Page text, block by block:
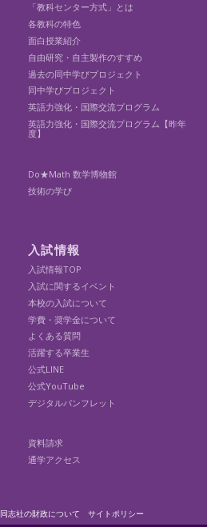
「教科センター方式」とは
各教科の特色
面白授業紹介
自由研究・自主製作のすすめ
過去の同中学びプロジェクト
同中学びプロジェクト
英語力強化・国際交流プログラム
英語力強化・国際交流プログラム【昨年
度】
Do★Math 数学博物館
技術の学び
入試情報
入試情報TOP
入試に関するイベント
本校の入試について
学費・奨学金について
よくある質問
活躍する卒業生
公式LINE
公式YouTube
デジタルパンフレット
資料請求
通学アクセス
同志社の財政について サイトポリシー